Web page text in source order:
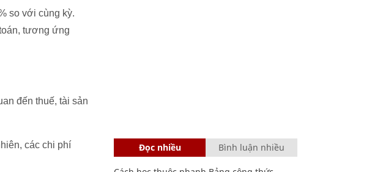
so với cùng kỳ.
tương ứng
đến thuế, tài sản
các chi phí
Đọc nhiều Bình luận nhiều